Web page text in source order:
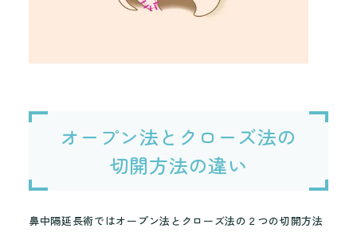
オープン法とクローズ法の
切開方法の違い
鼻中隔延長術ではオープン法とクローズ法の２つの切開方法